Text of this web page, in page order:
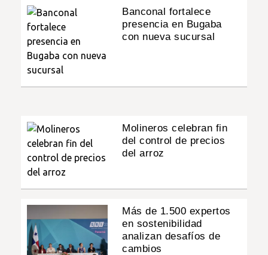
Banconal fortalece
presencia en Bugaba
con nueva sucursal
Molineros celebran fin
del control de precios
del arroz
Más de 1.500 expertos
en sostenibilidad
analizan desafíos de
cambios